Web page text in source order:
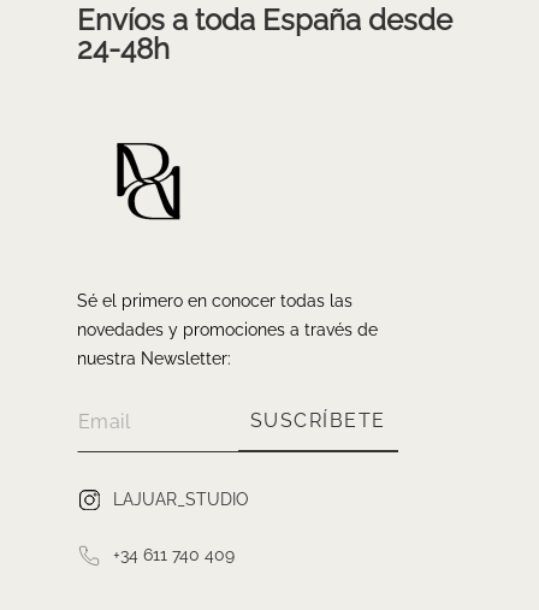
Envíos a toda España desde
24-48h
Sé el primero en conocer todas las
novedades y promociones a través de
nuestra Newsletter:
SUSCRÍBETE
LAJUAR_STUDIO
+34 611 740 409